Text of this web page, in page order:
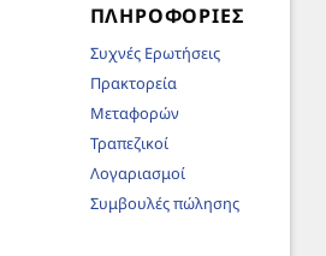
ΠΛΗΡΟΦΟΡΊΕΣ
Συχνές Ερωτήσεις
Πρακτορεία
Μεταφορών
Τραπεζικοί
Λογαριασμοί
Συμβουλές πώλησης